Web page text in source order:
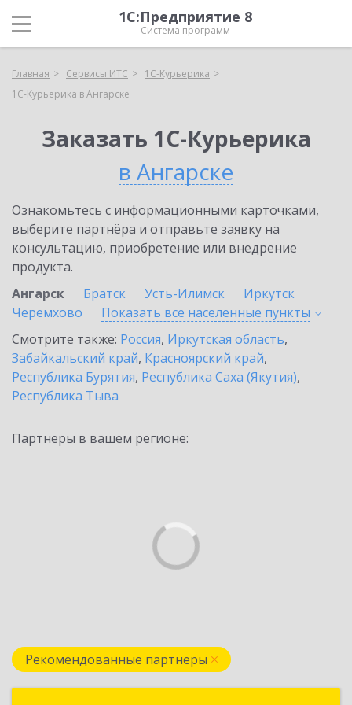
1С:Предприятие 8
Система программ
Главная Сервисы ИТС
1С-Курьерика
1С-Курьерика в Ангарске
Заказать 1С-Курьерика
в Ангарске
Ознакомьтесь с информационными карточками,
выберите партнёра и отправьте заявку на
консультацию, приобретение или внедрение
продукта.
Ангарск
Братск Усть-Илимск
Иркутск
Черемхово
Показать все населенные пункты
Смотрите также: Россия, Иркутская область,
Забайкальский край, Красноярский край,
Республика Бурятия, Республика Саха (Якутия),
Республика Тыва
Партнеры в вашем регионе:
Рекомендованные партнеры